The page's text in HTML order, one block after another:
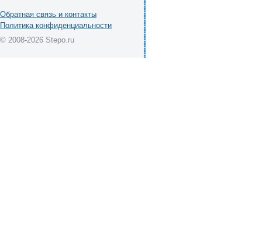
Обратная связь и контакты
Политика конфиденциальности
© 2008-2026 Stepo.ru